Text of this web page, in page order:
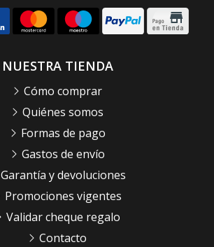
NUESTRA TIENDA
Cómo comprar
Quiénes somos
Formas de pago
Gastos de envío
Garantía y devoluciones
Promociones vigentes
Validar cheque regalo
Contacto